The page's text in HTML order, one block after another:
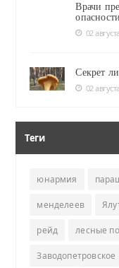
Врачи
опасности
02
Секрет
02
Теги
юнармия
менделеев
рейд лесные
Заводопетровское